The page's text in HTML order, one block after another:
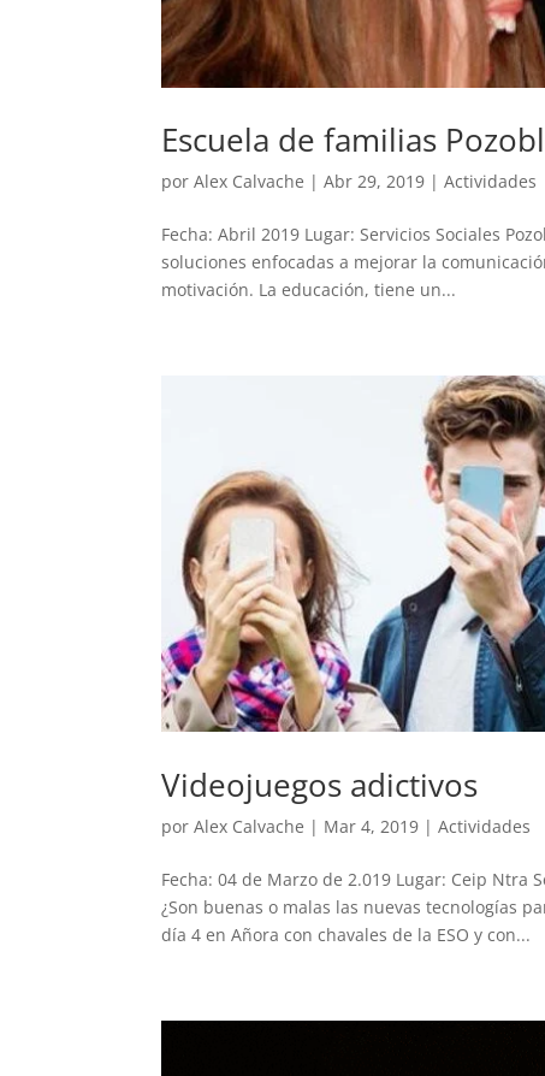
Escuela de familias
porAlex Calvache |Abr 29, 2019 |Actividades
Fecha: Abril 2019 Lugar: Servicios Sociales
soluciones enfocadas a mejorar la
motivación. La educación, tiene un...
Videojuegos adictivos
porAlex Calvache | Mar 4, 2019 |Actividades
Fecha: 04 de Marzo de 2.019 Lugar: Ceip Ntra
¿Son buenas o malas las nuevas tecnologías
día 4 en Añora con chavales de la ESO y con...